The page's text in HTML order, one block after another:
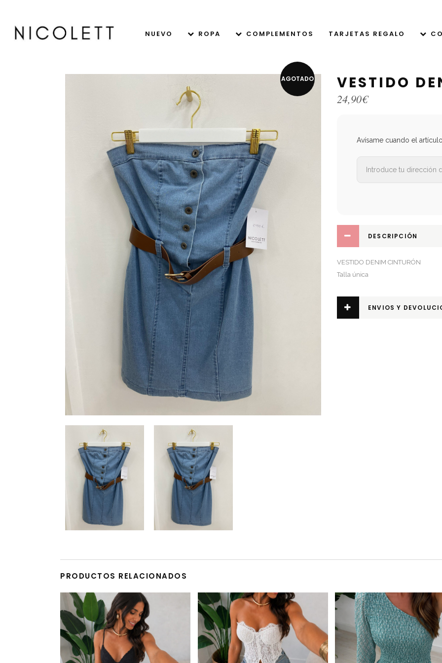
NUEVO ROPA COMPLEMENTOS TARJETAS REGALO
AGOTADO VESTIDO
24,90€
Avísame cuando el
DESCRIPCIÓN
VESTIDO DENIM CINTURÓN
Talla única
ENVIOS Y
PRODUCTOS RELACIONADOS
Este producto tiene múltiples variantes. Las opciones se pueden elegir en la página de producto Este producto tiene múltiples variantes. Las opciones se pueden elegir en la página de producto